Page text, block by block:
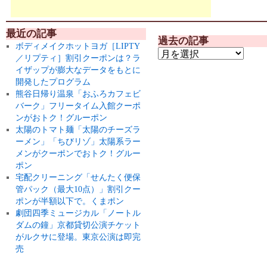
最近の記事
ボディメイクホットヨガ［LIPTY
／リプティ］割引クーポンは？ラ
イザップが膨大なデータをもとに
開発したプログラム
熊谷日帰り温泉「おふろカフェビ
バーク」フリータイム入館クーポ
ンがおトク！グルーポン
太陽のトマト麺「太陽のチーズラ
ーメン」「ちびリゾ」太陽系ラー
メンがクーポンでおトク！グルー
ポン
宅配クリーニング「せんたく便保
管パック（最大10点）」割引クー
ポンが半額以下で。くまポン
劇団四季ミュージカル「ノートル
ダムの鐘」京都貸切公演チケット
がルクサに登場。東京公演は即完
売
過去の記事